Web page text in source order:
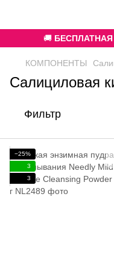
🚚 БЕСПЛАТНАЯ
КОМПОНЕНТЫ
Салициловая
Фильтр
−25%
3
3